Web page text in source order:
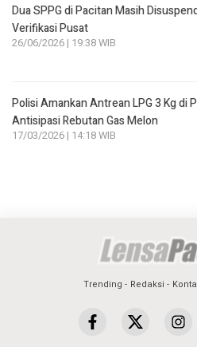
Dua SPPG di Pacitan Masih
Verifikasi Pusat
26/06/2026 | 19:38 WIB
Polisi Amankan Antrean LPG 3 Kg di
Antisipasi Rebutan Gas Melon
17/03/2026 | 14:18 WIB
Trending Redaksi